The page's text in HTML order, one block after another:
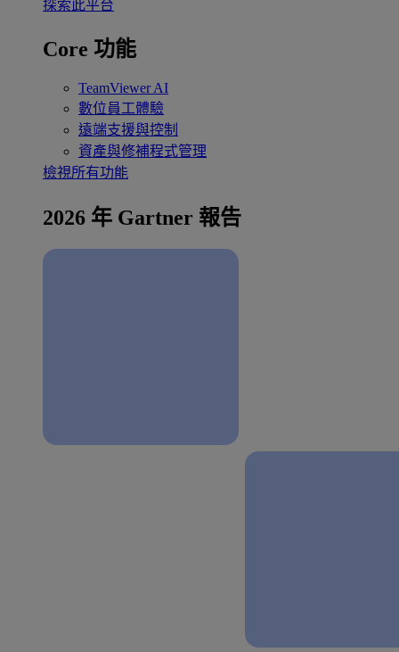
探索此平台
Core 功能
TeamViewer AI
數位員工體驗
遠端支援與控制
資產與修補程式管理
檢視所有功能
2026 年 Gartner 報告